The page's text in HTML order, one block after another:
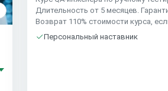
Длительность от 5 месяцев.
Возврат 110% стоимости курса,
Персональный наставник